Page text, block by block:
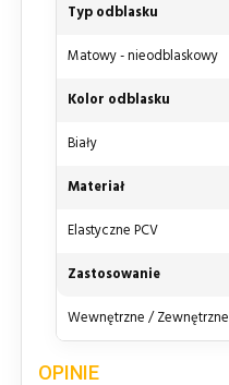
Typ odblasku
Matowy - nieodblaskowy
Kolor odblasku
Biały
Materiał
Elastyczne PCV
Zastosowanie
Wewnętrzne / Zewnętrzne
OPINIE